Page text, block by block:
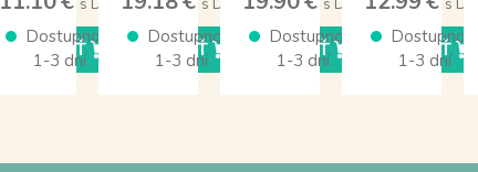
KÚPIŤ
s DPH
Dostupnosť
1-3 dní
KÚPIŤ
s DPH
Dostupnosť
1-3 dní
KÚPIŤ
s DPH
Dostupnosť
1-3 dní
KÚPIŤ
s DPH
Dostupnosť
1-3 dní